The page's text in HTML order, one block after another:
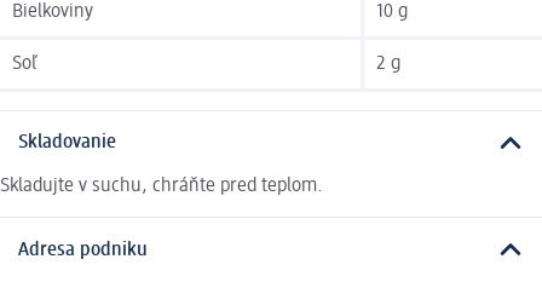
Bielkoviny 10 g
Soľ 2 g
Skladovanie
Skladujte v suchu, chráňte pred teplom.
Adresa podniku